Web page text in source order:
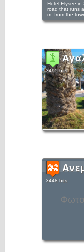
Hotel Elysee in
road that runs
m. from the
3495 hits
3448 hits